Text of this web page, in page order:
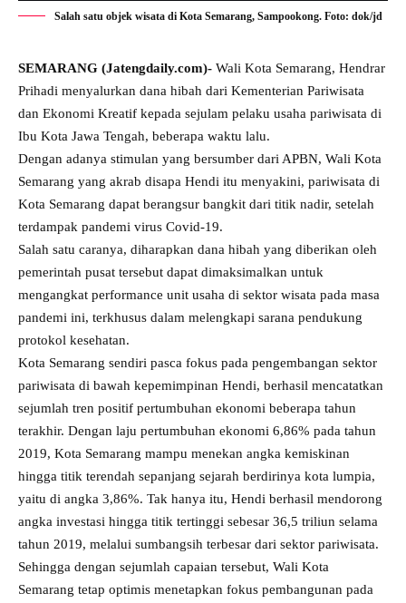
Salah satu objek wisata di Kota Semarang, Sampookong. Foto: dok/jd
SEMARANG (Jatengdaily.com)- Wali Kota Semarang, Hendrar
Prihadi menyalurkan dana hibah dari Kementerian Pariwisata
dan Ekonomi Kreatif kepada sejulam pelaku usaha pariwisata di
Ibu Kota Jawa Tengah, beberapa waktu lalu.
Dengan adanya stimulan yang bersumber dari APBN, Wali Kota
Semarang yang akrab disapa Hendi itu menyakini, pariwisata di
Kota Semarang dapat berangsur bangkit dari titik nadir, setelah
terdampak pandemi virus Covid-19.
Salah satu caranya, diharapkan dana hibah yang diberikan oleh
pemerintah pusat tersebut dapat dimaksimalkan untuk
mengangkat performance unit usaha di sektor wisata pada masa
pandemi ini, terkhusus dalam melengkapi sarana pendukung
protokol kesehatan.
Kota Semarang sendiri pasca fokus pada pengembangan sektor
pariwisata di bawah kepemimpinan Hendi, berhasil mencatatkan
sejumlah tren positif pertumbuhan ekonomi beberapa tahun
terakhir. Dengan laju pertumbuhan ekonomi 6,86% pada tahun
2019, Kota Semarang mampu menekan angka kemiskinan
hingga titik terendah sepanjang sejarah berdirinya kota lumpia,
yaitu di angka 3,86%. Tak hanya itu, Hendi berhasil mendorong
angka investasi hingga titik tertinggi sebesar 36,5 triliun selama
tahun 2019, melalui sumbangsih terbesar dari sektor pariwisata.
Sehingga dengan sejumlah capaian tersebut, Wali Kota
Semarang tetap optimis menetapkan fokus pembangunan pada